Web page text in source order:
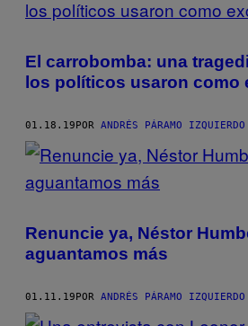
El carrobomba: una
los políticos usaron como
01.18.19POR ANDRÉS PÁRAMO IZQUIERDO
Renuncie ya, Néstor
aguantamos más
01.11.19POR ANDRÉS PÁRAMO IZQUIERDO